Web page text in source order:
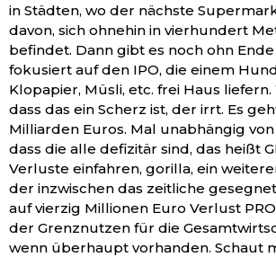
in Städten, wo der nächste
davon, sich ohnehin in vierhundert
befindet. Dann gibt es noch ohn
fokusiert auf den IPO, die einem
Klopapier, Müsli, etc. frei Haus
dass das ein Scherz ist, der irrt. Es
Milliarden Euros. Mal unabhängig
dass die alle defizitär sind, das heißt
Verluste einfahren, gorilla, ein
der inzwischen das zeitliche
auf vierzig Millionen Euro Verlust
der Grenznutzen für die
wenn überhaupt vorhanden. Schaut